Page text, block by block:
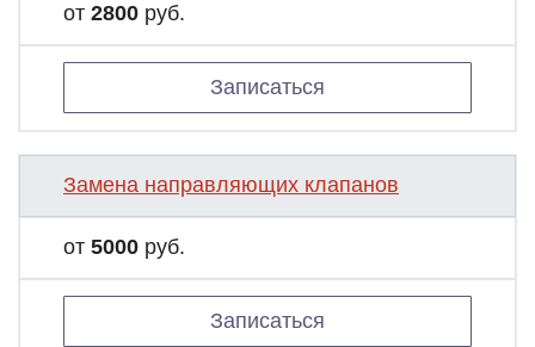
от 2800 руб.
Записаться
Замена направляющих клапанов
от 5000 руб.
Записаться